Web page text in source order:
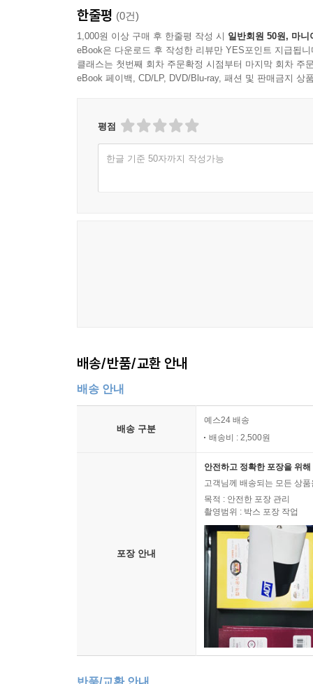
한줄평 (0건)
1,000원 이상 구매 후 한줄평 작성 시 일반회원 50원, 마니
eBook은 다운로드 후 작성한 리뷰만 YES포인트 지급됩니
클래스는 첫번째 회차 주문확정 시점부터 마지막 회차 주
eBook 페이백, CD/LP, DVD/Blu-ray, 패션 및 판매금지 상
평점
한글 기준 50자까지 작성가능
배송/반품/교환 안내
배송 안내
배송 구분
예스24 배송
배송비 : 2,500원
포장 안내
안전하고 정확한 포장을 위
고객님께 배송되는 모든 상
목적 : 안전한 포장 관리
촬영범위 : 박스 포장 작업